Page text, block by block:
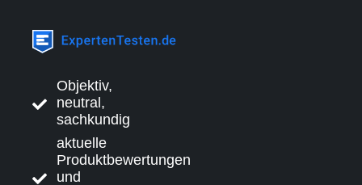
Objektiv,
neutral,
sachkundig
aktuelle
Produktbewertungen
und